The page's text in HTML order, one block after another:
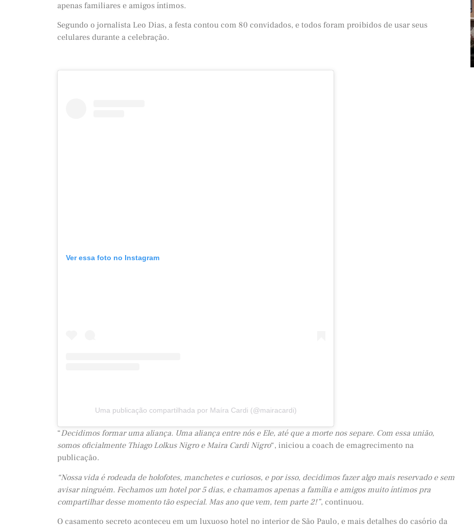
apenas familiares e amigos íntimos.
Segundo o jornalista Leo Dias, a festa contou com 80 convidados, e todos foram proibidos de usar seus
celulares durante a celebração.
Ver essa foto no Instagram
Uma publicação compartilhada por Maíra Cardi (@mairacardi)
“Decidimos formar uma aliança. Uma aliança entre nós e Ele, até que a morte nos separe. Com essa união,
somos oficialmente Thiago Lolkus Nigro e Maira Cardi Nigro“, iniciou a coach de emagrecimento na
publicação.
“Nossa vida é rodeada de holofotes, manchetes e curiosos, e por isso, decidimos fazer algo mais reservado e sem
avisar ninguém. Fechamos um hotel por 5 dias, e chamamos apenas a família e amigos muito íntimos pra
compartilhar desse momento tão especial. Mas ano que vem, tem parte 2!”, continuou.
O casamento secreto aconteceu em um luxuoso hotel no interior de São Paulo, e mais detalhes do casório da